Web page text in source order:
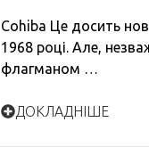
Cohiba Це досить
1968 році. Але,
флагманом …
ДОКЛАДНІШЕ